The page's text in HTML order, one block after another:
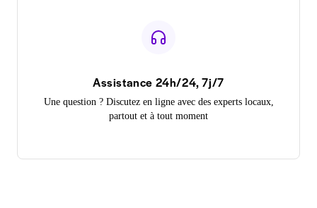
Assistance 24h/24, 7j/7
Une question ? Discutez en ligne avec des experts locaux,
partout et à tout moment